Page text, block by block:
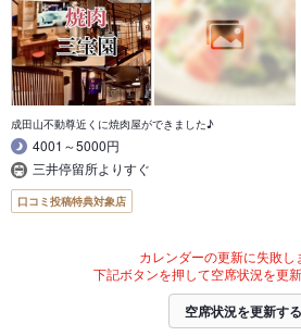
成田山不動尊近くに焼肉屋ができました♪
4001～5000円
三井停留所よりすぐ
口コミ投稿特典対象店
カレンダーの更新に失敗し
下記ボタンを押して空席状況を更新
空席状況を更新する